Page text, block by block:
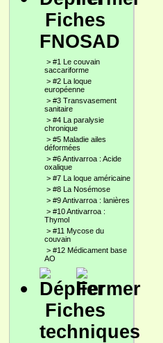
Fiches
FNOSAD
> #1 Le couvain
saccariforme
> #2 La loque
européenne
> #3 Transvasement
sanitaire
> #4 La paralysie
chronique
> #5 Maladie ailes
déformées
> #6 Antivarroa : Acide
oxalique
> #7 La loque américaine
> #8 La Nosémose
> #9 Antivarroa : lanières
> #10 Antivarroa :
Thymol
> #11 Mycose du
couvain
> #12 Médicament base
AO
Fiches
techniques